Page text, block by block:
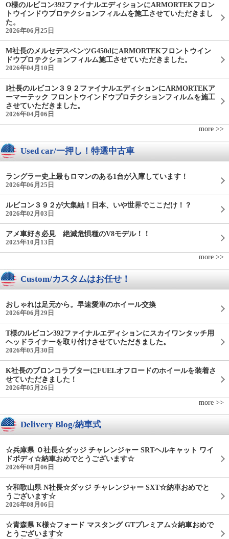
O様のルビコン392ファイナルエディションにARMORTEKフロン
トウインドウプロテクションフィルムを施工させていただきまし
た。
2026年06月25日
M社長のメルセデスベンツG450dにARMORTEKフロントウイン
ドウプロテクションフィルム施工させていただきました。
2026年04月10日
I社長のルビコン３９２ファイナルエディションにARMORTEKア
ーマーテック フロントウインドウプロテクションフィルムを施工
させていただきました。
2026年04月06日
more >>
Used car/一押し！特選中古車
ラングラー史上最もロマンのある1台が入庫しています！
2026年06月25日
ルビコン３９２が大集結！日本、いや世界でここだけ！？
2026年02月03日
アメ車好き必見 絶滅危惧種のV8モデル！！
2025年10月13日
more >>
Custom/カスタムはお任せ！
おしゃれは足元から。早速愛車のホイール交換
2026年06月29日
T様のルビコン392ファイナルエディションにスカイワンタッチ用
ヘッドライナーを取り付けさせていただきました。
2026年05月30日
K社長のブロンコラプターにFUELオフロードのホイールを装着さ
せていただきました！
2026年05月26日
more >>
Delivery Blog/納車式
☆兵庫県 Ｏ社長☆ダッジ チャレンジャー SRTヘルキャット ワイ
ドボディ☆納車おめでとうございます☆
2026年08月06日
☆和歌山県 N社長☆ダッジ チャレンジャー SXT☆納車おめでと
うございます☆
2026年08月06日
☆青森県 K様☆フォード マスタング GTプレミアム☆納車おめで
とうございます☆